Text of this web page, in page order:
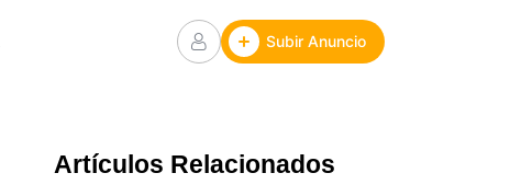
Subir Anuncio
Artículos Relacionados